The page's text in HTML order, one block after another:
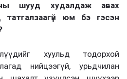
шууд худалдаж авах
татгалзаагүй юм бэ гэсэн
хуульд тодорхой
нийцээгүй, урьдчилан